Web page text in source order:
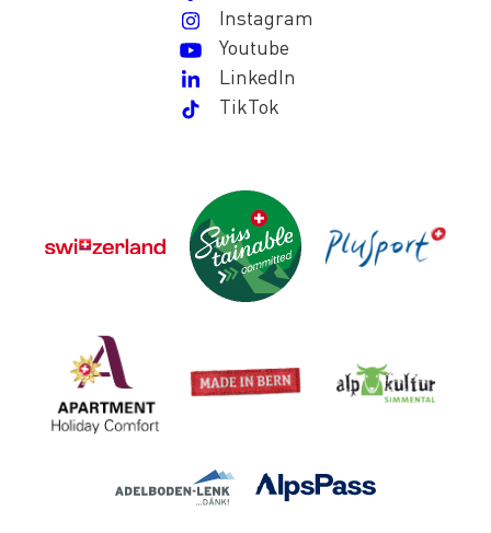
Instagram
Youtube
LinkedIn
TikTok